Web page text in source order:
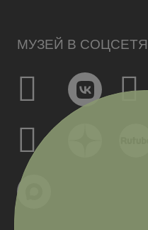
МУЗЕЙ В